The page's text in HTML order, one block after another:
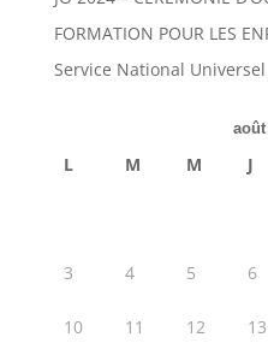
FORMATION POUR LES
Service National
août
L M M J
3 4 5 6
10 11 12 13